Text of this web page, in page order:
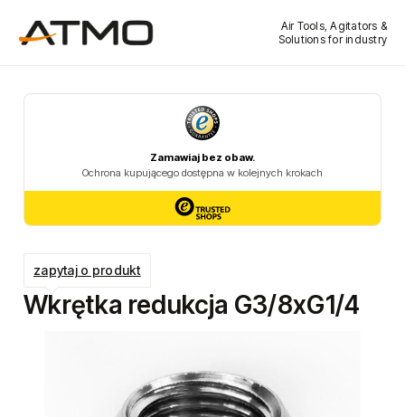
Air Tools, Agitators &
Solutions for industry
Wkrętka redukcja G3/8xG1/4
zapytaj o produkt